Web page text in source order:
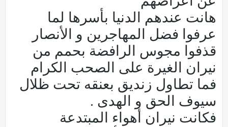
هانت عندهم الدنيا بأسرها لما
عرفوا فضل المهاجرين و الأنصار
قذفوا مجوس الرافضة بحمم من
نيران الغيرة على الصحب الكرام
فما تطاول زنديق بعنقه تحت ظلال
سيوف الحق و الهدى .
فكانت نيران أهواء المبتدعة